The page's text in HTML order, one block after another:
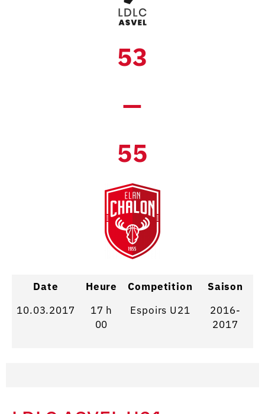
53
—
55
Date Heure Competition
Saison
10.03.2017
17 h
00
Espoirs U21
2016-
2017